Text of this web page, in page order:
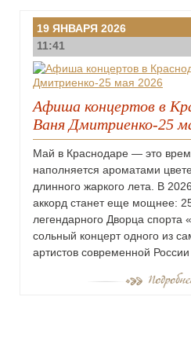
19 ЯНВАРЯ 2026
11:41
Афиша концертов в
Ваня Дмитриенко-25
Май в Краснодаре — это
наполняется ароматами
длинного жаркого лета. В
аккорд станет еще мощнее:
легендарного Дворца спорта
сольный концерт одного из
артистов современной